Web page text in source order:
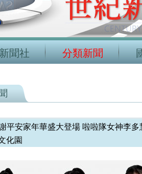
聞社 分類新聞
平安家年華盛大登場 啦啦隊女神李多
化園